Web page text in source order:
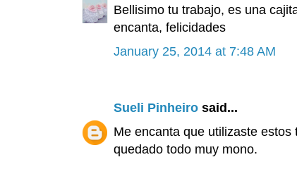
Bellisimo tu trabajo, es una
encanta, felicidades
January 25, 2014 at 7:48 AM
Sueli Pinheirosaid...
Me encanta que utilizaste
quedado todo muy mono.